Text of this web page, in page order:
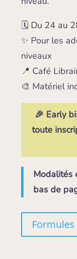
🗓️ Du 24 au
✨ Pour les
niveaux
📍 Café
🎨 Matériel
🎉 Early
toute
Modalités
bas de
Formules